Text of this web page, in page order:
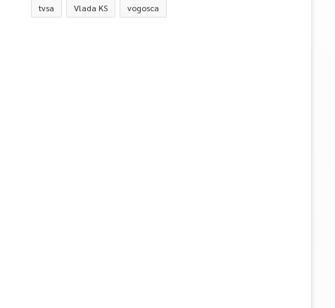
tvsa Vlada KS vogosca